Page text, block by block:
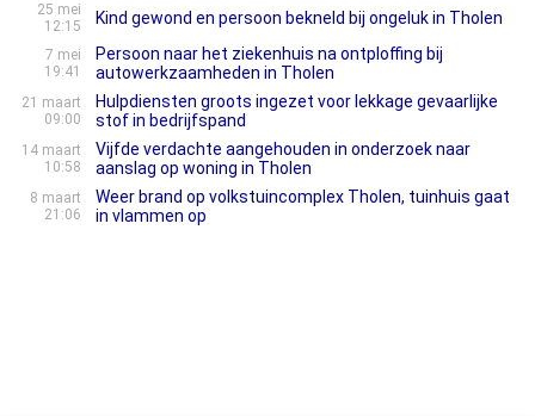
25 mei
12:15
Kind gewond en persoon bekneld bij ongeluk in Tholen
7 mei
19:41
Persoon naar het ziekenhuis na ontploffing bij
autowerkzaamheden in Tholen
21 maart
09:00
Hulpdiensten groots ingezet voor lekkage gevaarlijke
stof in bedrijfspand
14 maart
10:58
Vijfde verdachte aangehouden in onderzoek naar
aanslag op woning in Tholen
8 maart
21:06
Weer brand op volkstuincomplex Tholen, tuinhuis gaat
in vlammen op